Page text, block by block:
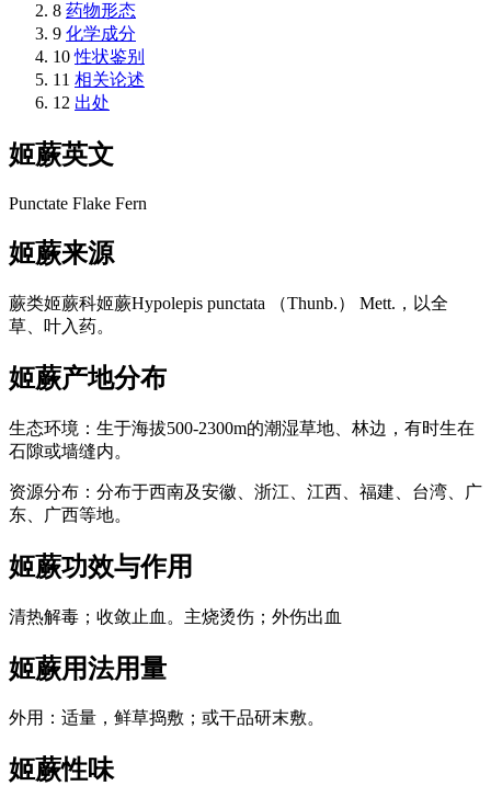
8 药物形态
9 化学成分
10 性状鉴别
11 相关论述
12 出处
姬蕨英文
Punctate Flake Fern
姬蕨来源
蕨类姬蕨科姬蕨Hypolepis punctata （Thunb.） Mett.，以全
草、叶入药。
姬蕨产地分布
生态环境：生于海拔500-2300m的潮湿草地、林边，有时生在
石隙或墙缝内。
资源分布：分布于西南及安徽、浙江、江西、福建、台湾、广
东、广西等地。
姬蕨功效与作用
清热解毒；收敛止血。主烧烫伤；外伤出血
姬蕨用法用量
外用：适量，鲜草捣敷；或干品研末敷。
姬蕨性味